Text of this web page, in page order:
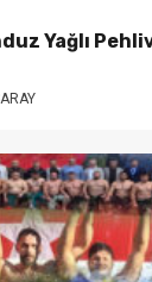
Yağlı